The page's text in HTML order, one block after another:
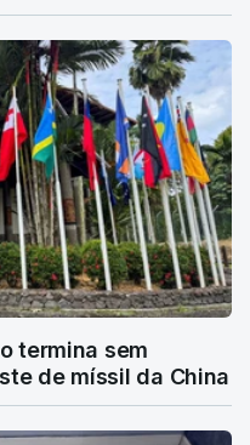
termina sem
de míssil da China